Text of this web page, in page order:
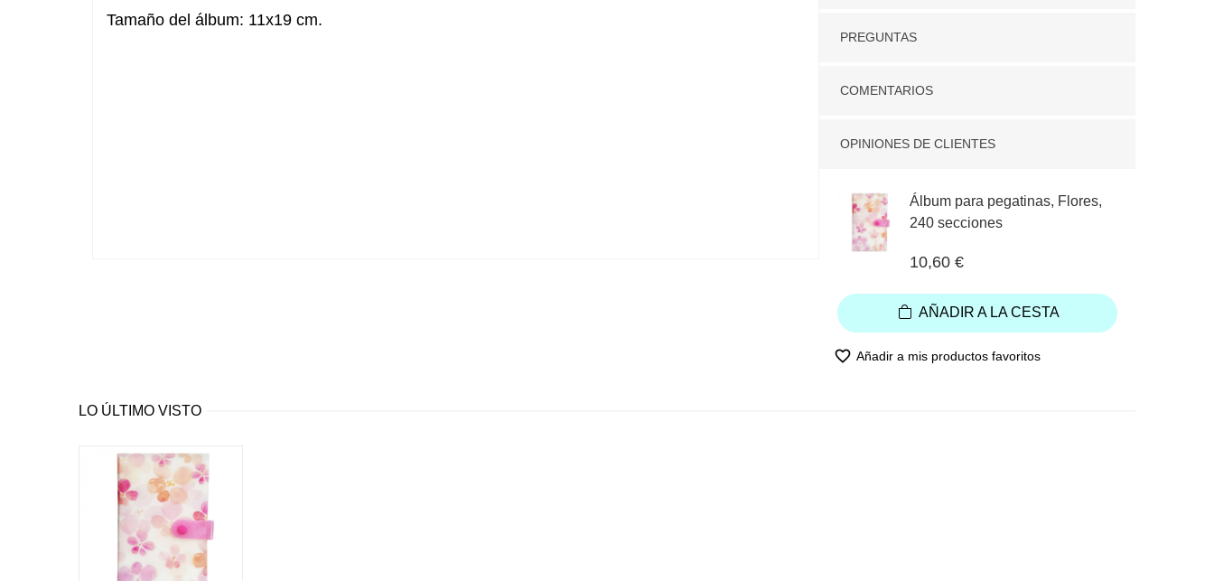
PREGUNTAS
COMENTARIOS
OPINIONES DE CLIENTES
Álbum para pegatinas, Flores,
240 secciones
10,60 €
AÑADIR A LA CESTA
favorite_border Añadir a mis productos favoritos
Tamaño del álbum: 11x19 cm.
LO ÚLTIMO VISTO